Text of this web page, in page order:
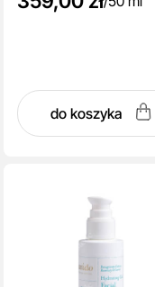
do koszyka